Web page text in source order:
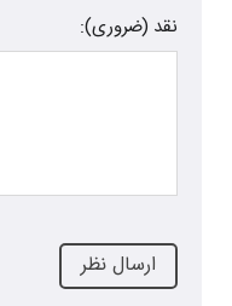
نقد (ضروری):